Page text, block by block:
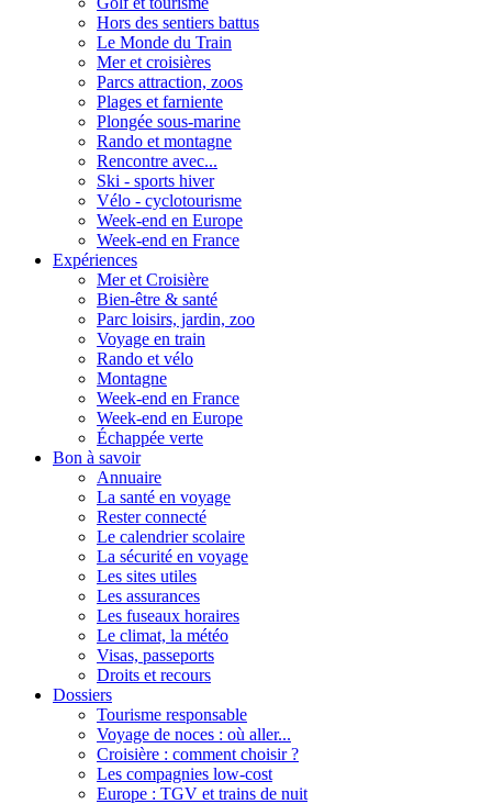
Hors des sentiers battus
Le Monde du Train
Mer et croisières
Parcs attraction, zoos
Plages et farniente
Plongée sous-marine
Rando et montagne
Rencontre avec...
Ski - sports hiver
Vélo - cyclotourisme
Week-end en Europe
Week-end en France
Expériences
Mer et Croisière
Bien-être & santé
Parc loisirs, jardin, zoo
Voyage en train
Rando et vélo
Montagne
Week-end en France
Week-end en Europe
Échappée verte
Bon à savoir
Annuaire
La santé en voyage
Rester connecté
Le calendrier scolaire
La sécurité en voyage
Les sites utiles
Les assurances
Les fuseaux horaires
Le climat, la météo
Visas, passeports
Droits et recours
Dossiers
Tourisme responsable
Voyage de noces : où aller...
Croisière : comment choisir ?
Les compagnies low-cost
Europe : TGV et trains de nuit